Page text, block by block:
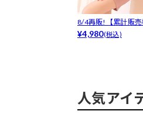
8/4再販!【累計販売
枚突...
¥4,980(税込)
人気アイ